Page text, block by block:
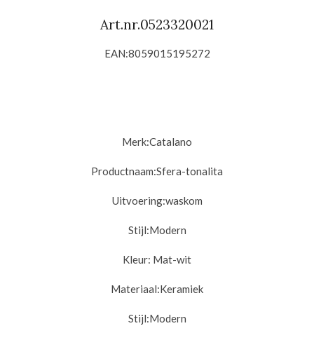
Art.nr.0523320021
EAN:8059015195272
Merk:Catalano
Productnaam:Sfera-tonalita
Uitvoering:waskom
Stijl:Modern
Kleur: Mat-wit
Materiaal:Keramiek
Stijl:Modern